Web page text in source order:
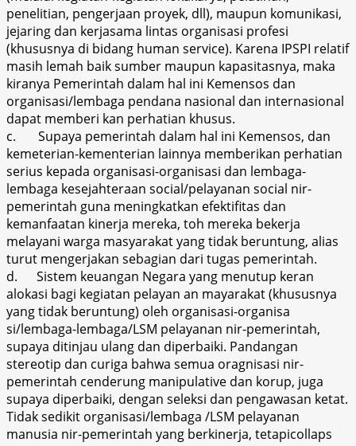
penelitian, pengerjaan proyek, dll), maupun komunikasi,
jejaring dan kerjasama lintas organisasi profesi
(khususnya di bidang human service). Karena IPSPI relatif
masih lemah baik sumber maupun kapasitasnya, maka
kiranya Pemerintah dalam hal ini Kemensos dan
organisasi/lembaga pendana nasional dan internasional
dapat memberi kan perhatian khusus.
c.
Supaya pemerintah dalam hal ini Kemensos, dan
kemeterian-kementerian lainnya memberikan perhatian
serius kepada organisasi-organisasi dan lembaga-
lembaga kesejahteraan social/pelayanan social nir-
pemerintah guna meningkatkan efektifitas dan
kemanfaatan kinerja mereka, toh mereka bekerja
melayani warga masyarakat yang tidak beruntung, alias
turut mengerjakan sebagian dari tugas pemerintah.
d.
Sistem keuangan Negara yang menutup keran
alokasi bagi kegiatan pelayan an mayarakat (khususnya
yang tidak beruntung) oleh organisasi-organisa
si/lembaga-lembaga/LSM pelayanan nir-pemerintah,
supaya ditinjau ulang dan diperbaiki. Pandangan
stereotip dan curiga bahwa semua oragnisasi nir-
pemerintah cenderung manipulative dan korup, juga
supaya diperbaiki, dengan seleksi dan pengawasan ketat.
Tidak sedikit organisasi/lembaga /LSM pelayanan
manusia nir-pemerintah yang berkinerja, tetapicollaps